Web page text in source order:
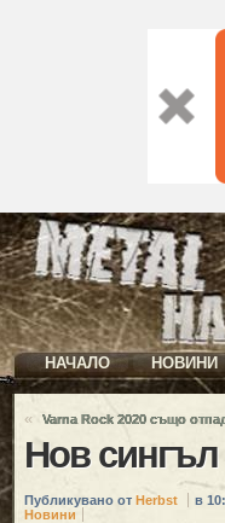
НАЧАЛО НОВИНИ
« Varna Rock 2020 също
Нов сингъл
Публикувано от Herbst в
Новини